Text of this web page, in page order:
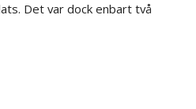
Det var dock enbart två